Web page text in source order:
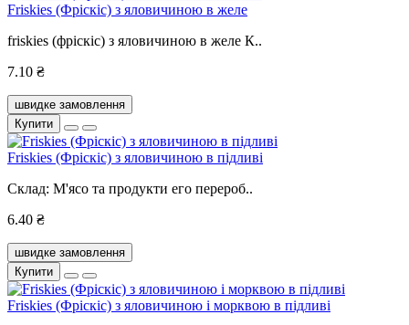
Friskies (Фріскіс) з яловичиною в желе
friskies (фріскіс) з яловичиною в желе К..
7.10 ₴
швидке замовлення
Купити
Friskies (Фріскіс) з яловичиною в підливі
Склад: М'ясо та продукти его перероб..
6.40 ₴
швидке замовлення
Купити
Friskies (Фріскіс) з яловичиною і морквою в підливі